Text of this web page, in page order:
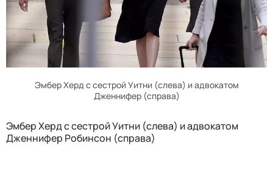
Эмбер Херд с сестрой Уитни (слева) и адвокатом
Дженнифер (справа)
Эмбер Херд с сестрой Уитни (слева) и адвокатом
Дженнифер Робинсон (справа)